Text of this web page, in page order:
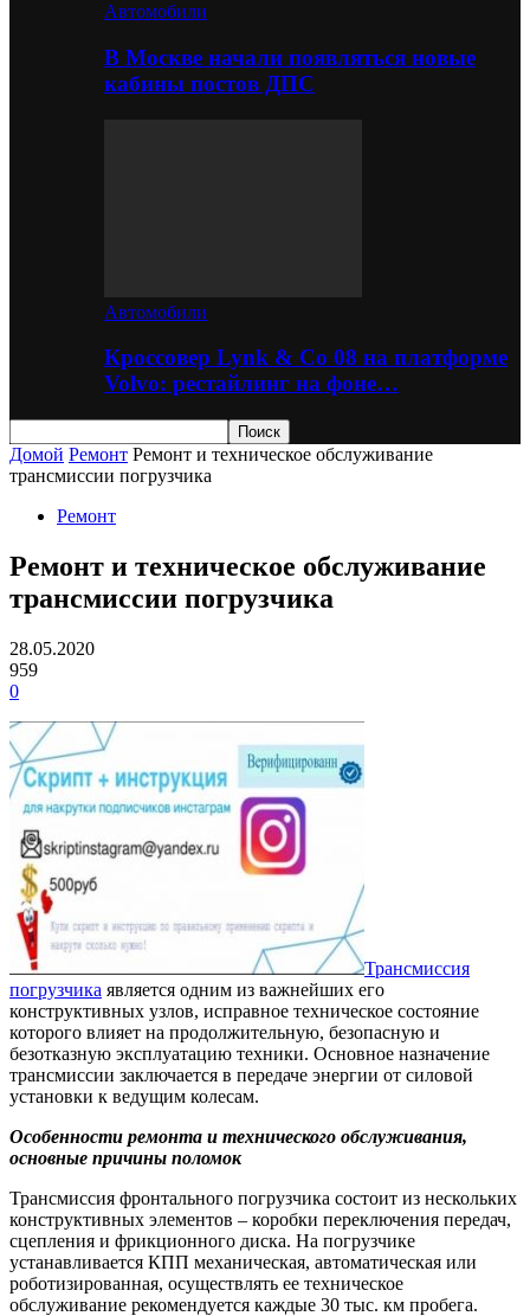
Автомобили
В Москве начали появляться новые
кабины постов ДПС
Автомобили
Кроссовер Lynk & Co 08 на платформе
Volvo: рестайлинг на фоне…
Домой Ремонт Ремонт и техническое обслуживание
трансмиссии погрузчика
Ремонт
Ремонт и техническое обслуживание
трансмиссии погрузчика
28.05.2020
959
0
Трансмиссия
погрузчика является одним из важнейших его
конструктивных узлов, исправное техническое состояние
которого влияет на продолжительную, безопасную и
безотказную эксплуатацию техники. Основное назначение
трансмиссии заключается в передаче энергии от силовой
установки к ведущим колесам.
Особенности ремонта и технического обслуживания,
основные причины поломок
Трансмиссия фронтального погрузчика состоит из нескольких
конструктивных элементов – коробки переключения передач,
сцепления и фрикционного диска. На погрузчике
устанавливается КПП механическая, автоматическая или
роботизированная, осуществлять ее техническое
обслуживание рекомендуется каждые 30 тыс. км пробега.